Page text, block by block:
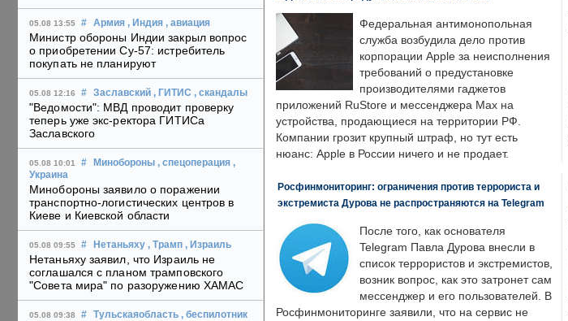
05.08 13:55 # Армия , Индия , авиация
Министр обороны Индии закрыл вопрос
о приобретении Су-57: истребитель
покупать не планируют
05.08 12:16 # Заславский , ГИТИС , скандалы
"Ведомости": МВД проводит проверку
теперь уже экс-ректора ГИТИСа
Заславского
05.08 10:01 # Минобороны , спецоперация ,
Украина
Минобороны заявило о поражении
транспортно-логистических центров в
Киеве и Киевской области
05.08 09:55 # Нетаньяху , Трамп , Израиль
Нетаньяху заявил, что Израиль не
соглашался с планом трамповского
"Совета мира" по разоружению ХАМАС
05.08 09:38 # Тульскаяобласть , беспилотник
Федеральная антимонопольная
служба возбудила дело против
корпорации Apple за неисполнения
требований о предустановке
производителями гаджетов
приложений RuStore и мессенджера Max на
устройства, продающиеся на территории РФ.
Компании грозит крупный штраф, но тут есть
нюанс: Apple в России ничего и не продает.
Росфинмониторинг: ограничения против террориста и
экстремиста Дурова не распространяются на Telegram
После того, как основателя
Telegram Павла Дурова внесли в
список террористов и экстремистов,
возник вопрос, как это затронет сам
мессенджер и его пользователей. В
Росфинмониторинге заявили, что на сервис не